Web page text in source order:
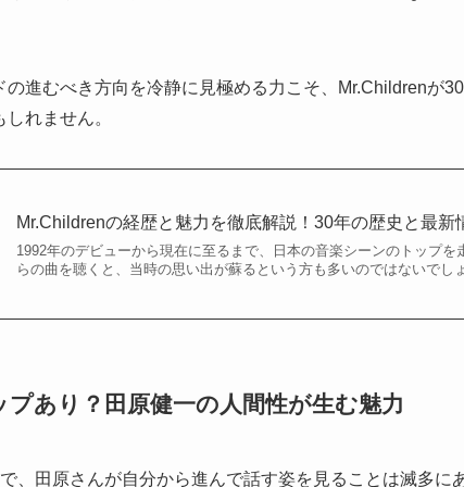
進むべき方向を冷静に見極める力こそ、Mr.Childrenが
れません。
Mr.Childrenの経歴と魅力を徹底解説！30年の歴史と最新
1992年のデビューから現在に至るまで、日本の音楽シーンのトップを
らの曲を聴くと、当時の思い出が蘇るという方も多いのではないでし
あり？田原健一の人間性が生む魅力
、田原さんが自分から進んで話す姿を見ることは滅多に